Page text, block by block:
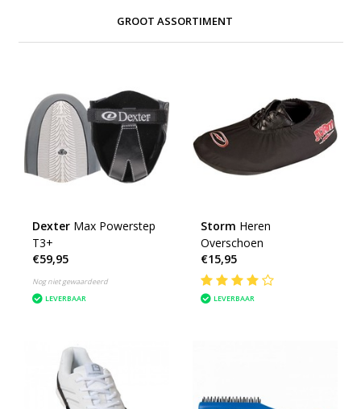
GROOT ASSORTIMENT
Dexter Max Powerstep
T3+
€59,95
Nog niet gewaardeerd
LEVERBAAR
Storm Heren
Overschoen
€15,95
LEVERBAAR